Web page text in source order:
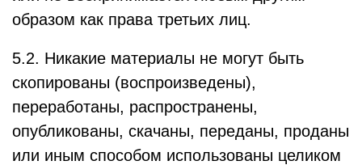
образом как права третьих лиц.
5.2. Никакие материалы не могут быть
скопированы (воспроизведены),
переработаны, распространены,
опубликованы, скачаны, переданы, проданы
или иным способом использованы целиком